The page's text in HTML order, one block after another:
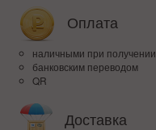
Оплата
наличными при получении
банковским переводом
QR
Доставка